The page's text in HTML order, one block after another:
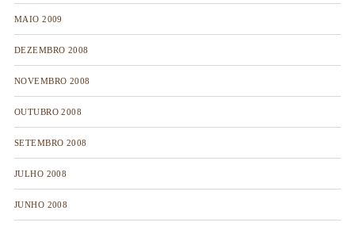
MAIO 2009
DEZEMBRO 2008
NOVEMBRO 2008
OUTUBRO 2008
SETEMBRO 2008
JULHO 2008
JUNHO 2008